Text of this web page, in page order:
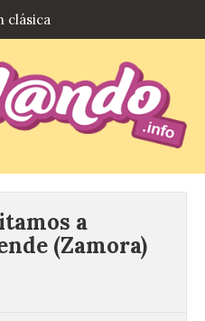
clásica
a
(Zamora)